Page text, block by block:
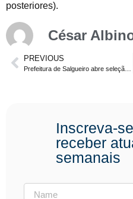
posteriores).
César
PREVIOUS
Inscreva-
receber
semanais